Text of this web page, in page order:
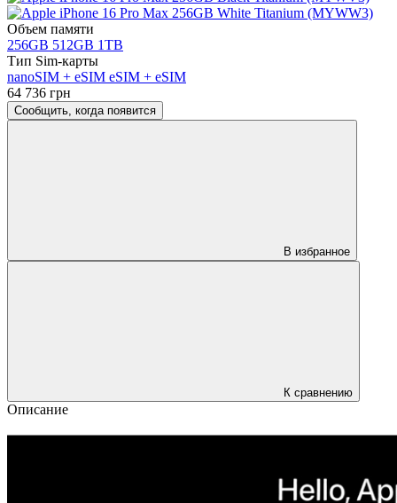
Объем памяти
256GB 512GB 1TB
Тип Sim-карты
nanoSIM + eSIM eSIM + eSIM
64 736 грн
Сообщить, когда появится
В избранное
К сравнению
Описание